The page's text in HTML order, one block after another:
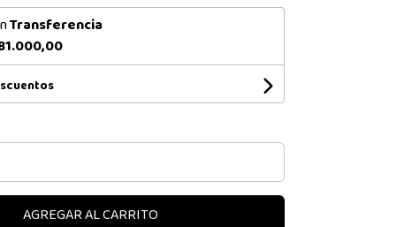
Transferencia
AGREGAR AL CARRITO